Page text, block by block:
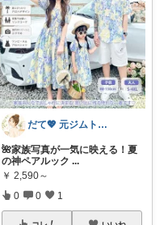
だて💖 元ジムトレーナーママ子育て美容
🌺家族写真が一気に映える！夏
の神ペアルック ...
￥ 2,590～
0 0 1